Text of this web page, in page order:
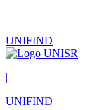
UNIFIND
|
UNIFIND